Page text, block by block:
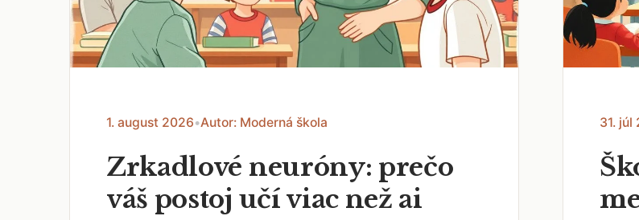
1. august 2026•Autor: Moderná škola
Zrkadlové neuróny: prečo
váš postoj učí viac než ai
31. júl